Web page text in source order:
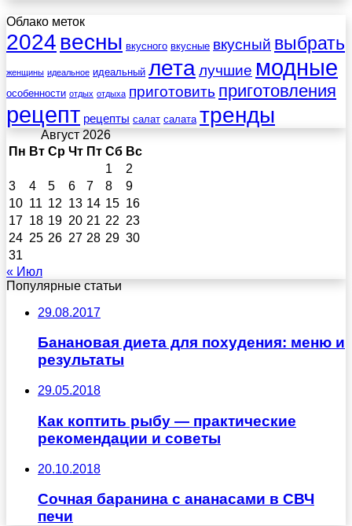
Облако меток
2024 весны вкусного вкусные вкусный выбрать
женщины идеальное идеальный леталучшие модные
особенности отдых отдыха приготовить приготовления
рецепт рецепты салат салата тренды
Август 2026
Пн Вт Ср Чт Пт Сб Вс
1
2
3
4 5 6 7 8
9
10 11 12 13 14 15 16
17 18 19 20 21 22 23
24 25 26 27 28 29 30
31
« Июл
Популярные статьи
29.08.2017
Банановая диета для похудения: меню и
результаты
29.05.2018
Как коптить рыбу — практические
рекомендации и советы
20.10.2018
Сочная баранина с ананасами в СВЧ
печи